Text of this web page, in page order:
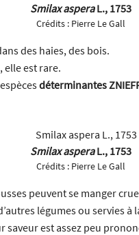
Smilax asperaL., 1753
Crédits : Pierre Le Gall
des haies, des bois.
elle est rare.
déterminantes
Smilax asperaL., 1753
Crédits : Pierre Le Gall
peuvent se manger
légumes ou servies à
saveur est assez peu